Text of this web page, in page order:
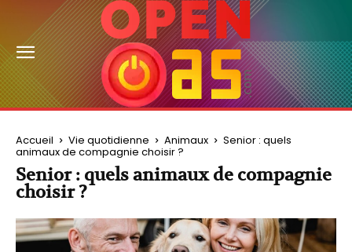
Accueil Vie quotidienne Animaux Senior : quels
animaux de compagnie choisir ?
Senior : quels animaux de compagnie
choisir ?